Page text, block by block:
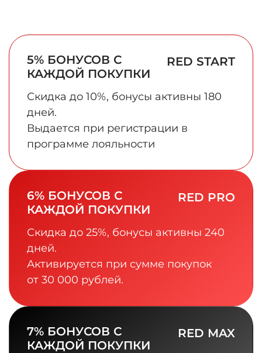
5% БОНУСОВ С
КАЖДОЙ ПОКУПКИ
RED START
Скидка до 10%, бонусы активны 180
дней.
Выдается при регистрации в
программе лояльности
6% БОНУСОВ С
КАЖДОЙ ПОКУПКИ
RED PRO
Скидка до 25%, бонусы активны 240
дней.
Активируется при сумме покупок
от 30 000 рублей.
7% БОНУСОВ С
КАЖДОЙ ПОКУПКИ
RED MAX